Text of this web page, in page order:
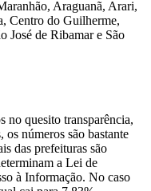
Araguanã, Arari,
Centro do Guilherme,
José de Ribamar e São
no quesito transparência,
os números são bastante
das prefeituras são
a Lei de
à Informação. No caso